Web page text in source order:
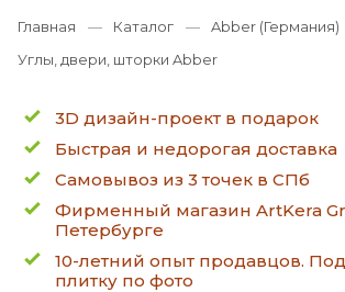
Главная — Каталог — Abber (Германия)
Углы, двери, шторки Abber
3D дизайн-проект в подарок
Быстрая и недорогая доставка
Самовывоз из 3 точек в СПб
Фирменный магазин ArtKera
Петербурге
10-летний опыт продавцов.
плитку по фото